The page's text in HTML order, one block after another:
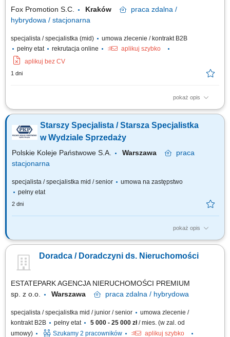
Fox Promotion S.C. Kraków praca zdalna /
hybrydowa / stacjonarna
specjalista / specjalistka (mid)
umowa zlecenie / kontrakt B2B
pełny etat
rekrutacja online
aplikuj szybko
aplikuj bez CV
1 dni
pokaż opis
aktywne pozyskiwanie ofert sprzedaży i wynajmu nieruchomości,
najmu, prezentowanie nieruchomości zainteresowanym klientom,
prowadzenie negocjacji oraz przygotowywanie do finalizacji transakcji,
Starszy Specjalista / Starsza Specjalistka
w Wydziale Sprzedaży
Polskie Koleje Państwowe S.A. Warszawa
praca
stacjonarna
specjalista / specjalistka mid / senior
umowa na zastępstwo
pełny etat
2 dni
pokaż opis
Na tym stanowisku będziesz odpowiedzialny(-a) za: Prowadzenie spraw
geodezyjno-prawnych, weryfikacja operatów szacunkowych;
Opracowywanie wniosków na posiedzenie Zarządu i projektów uchwał
Doradca / Doradczyni ds. Nieruchomości
ESTATEPARK AGENCJA NIERUCHOMOŚCI PREMIUM
sp. z o.o.
Warszawa praca zdalna / hybrydowa
specjalista / specjalistka mid / junior / senior
umowa zlecenie /
kontrakt B2B
pełny etat 5 000 - 25 000 zł/ mies. (w zal. od
umowy)
Szukamy 2 pracowników aplikuj szybko